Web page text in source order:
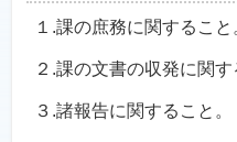
１.課の庶務に関すること
２.課の文書の収発に関す
３.諸報告に関すること。